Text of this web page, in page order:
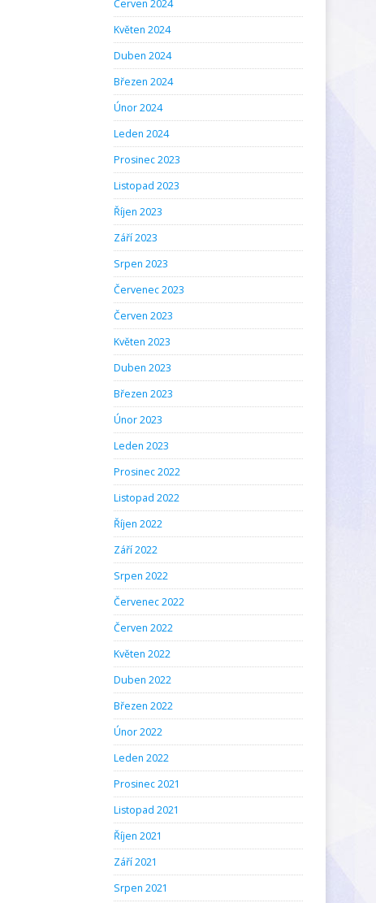
Červen 2024
Květen 2024
Duben 2024
Březen 2024
Únor 2024
Leden 2024
Prosinec 2023
Listopad 2023
Říjen 2023
Září 2023
Srpen 2023
Červenec 2023
Červen 2023
Květen 2023
Duben 2023
Březen 2023
Únor 2023
Leden 2023
Prosinec 2022
Listopad 2022
Říjen 2022
Září 2022
Srpen 2022
Červenec 2022
Červen 2022
Květen 2022
Duben 2022
Březen 2022
Únor 2022
Leden 2022
Prosinec 2021
Listopad 2021
Říjen 2021
Září 2021
Srpen 2021